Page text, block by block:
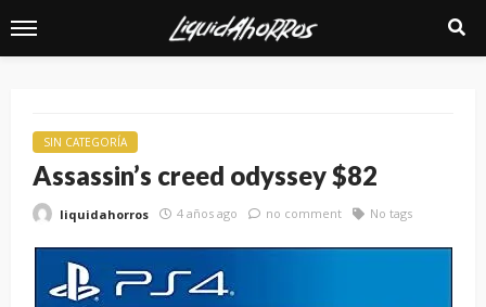
SIN CATEGORÍA
Assassin’s creed odyssey $82
liquidahorros 4 años ago no comment No tags